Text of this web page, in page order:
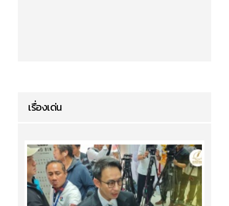
เรื่องเด่น